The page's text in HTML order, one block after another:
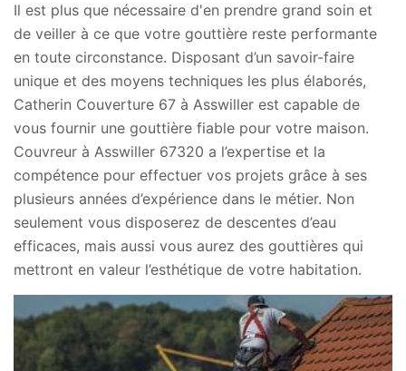
Il est plus que nécessaire d'en prendre grand soin et
de veiller à ce que votre gouttière reste performante
en toute circonstance. Disposant d’un savoir-faire
unique et des moyens techniques les plus élaborés,
Catherin Couverture 67 à Asswiller est capable de
vous fournir une gouttière fiable pour votre maison.
Couvreur à Asswiller 67320 a l’expertise et la
compétence pour effectuer vos projets grâce à ses
plusieurs années d’expérience dans le métier. Non
seulement vous disposerez de descentes d’eau
efficaces, mais aussi vous aurez des gouttières qui
mettront en valeur l’esthétique de votre habitation.